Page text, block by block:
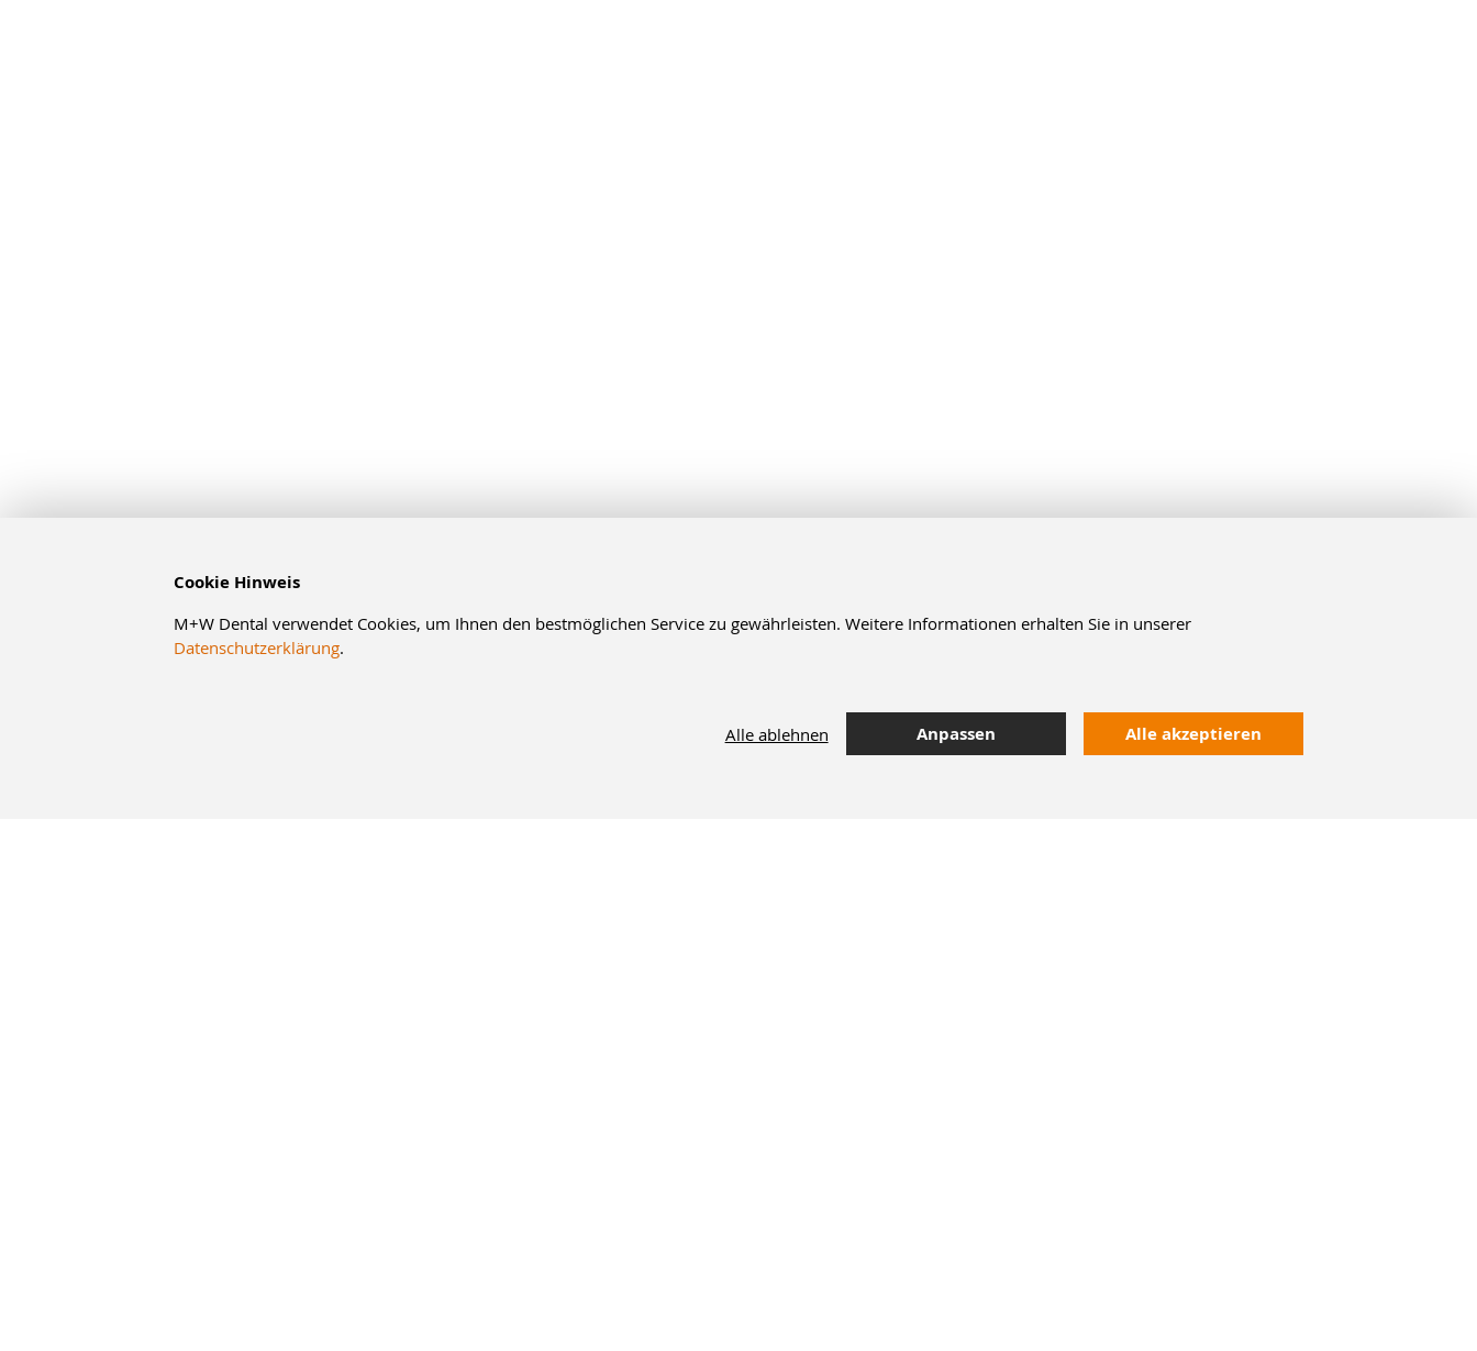
Cookie Hinweis
M+W Dental verwendet Cookies, um Ihnen den bestmöglichen Service zu gewährleisten. Weitere Informationen erhalten Sie in unserer
Datenschutzerklärung.
Alle ablehnen Anpassen Alle akzeptieren